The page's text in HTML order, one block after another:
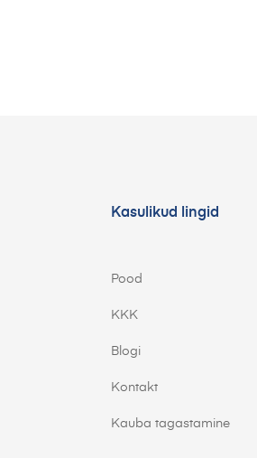
Kasulikud lingid
Pood
KKK
Blogi
Kontakt
Kauba tagastamine